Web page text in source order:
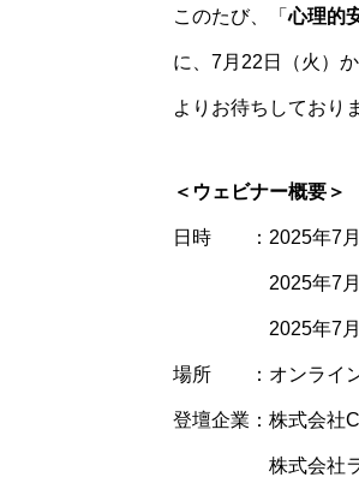
このたび、「心理的
に、7月22日（火）
よりお待ちしており
＜ウェビナー概要＞
日時 ：2025年7月
2025年7月23日
2025年7月24日
場所 ：オンライ
登壇企業：株式会社
株式会社ラ